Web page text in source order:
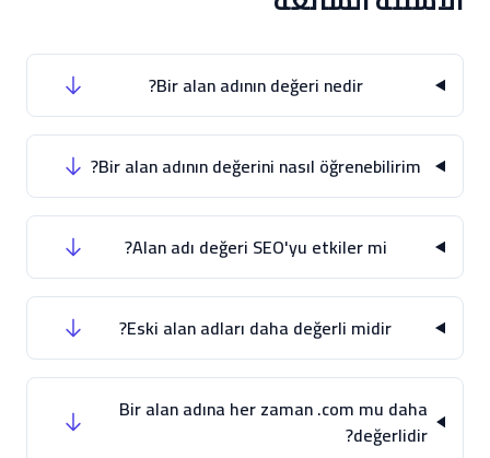
Bir alan adının değeri nedir?
Bir alan adının değerini nasıl öğrenebilirim?
Alan adı değeri SEO'yu etkiler mi?
Eski alan adları daha değerli midir?
Bir alan adına her zaman .com mu daha
değerlidir?